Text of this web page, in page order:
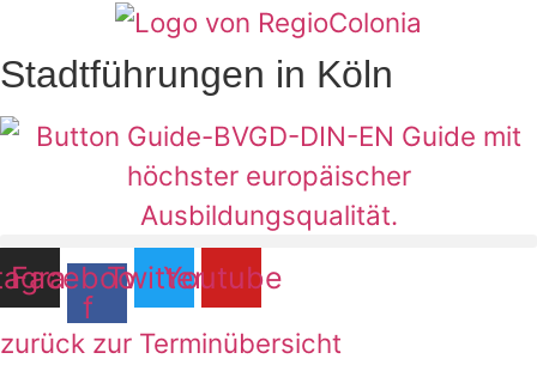
Inhalt
springen
Stadtführungen in Köln
Facebook-
f
TwitterYoutube
zurück zur Terminübersicht